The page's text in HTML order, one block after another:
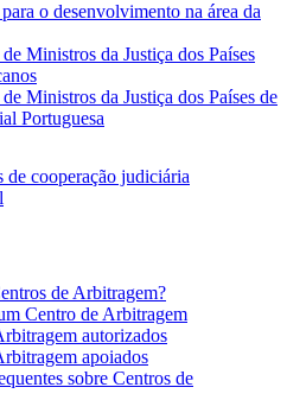
o desenvolvimento na área da
Ministros da Justiça dos Países
Ministros da Justiça dos Países de
Portuguesa
de cooperação judiciária
de Arbitragem?
Centro de Arbitragem
autorizados
apoiados
sobre Centros de